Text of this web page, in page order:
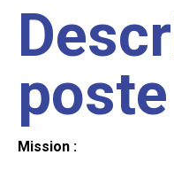
poste
Mission :